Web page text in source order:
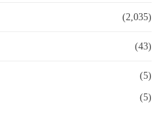
(2,035)
(43)
(5)
(5)